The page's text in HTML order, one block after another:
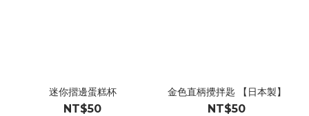
迷你摺邊蛋糕杯
NT$50
金色直柄攪拌匙 【日本製】
NT$50